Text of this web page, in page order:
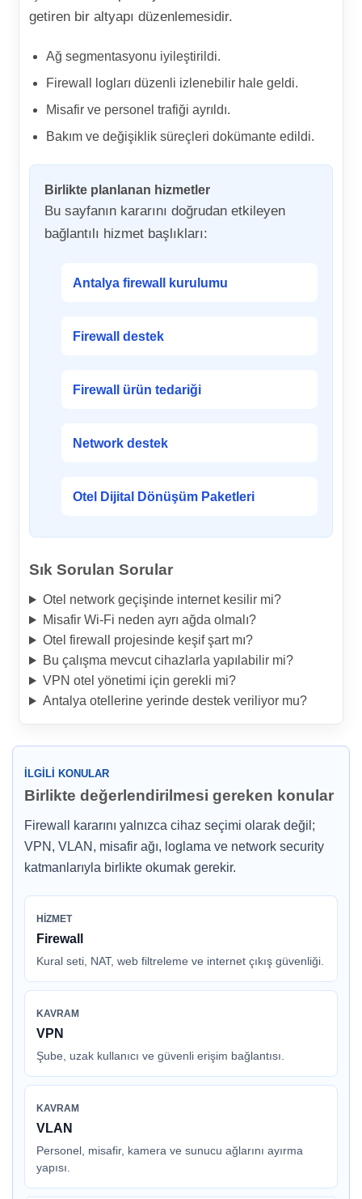
getiren bir altyapı düzenlemesidir.
Ağ segmentasyonu iyileştirildi.
Firewall logları düzenli izlenebilir hale geldi.
Misafir ve personel trafiği ayrıldı.
Bakım ve değişiklik süreçleri dokümante edildi.
Birlikte planlanan hizmetler
Bu sayfanın kararını doğrudan etkileyen
bağlantılı hizmet başlıkları:
Antalya firewall kurulumu
Firewall destek
Firewall ürün tedariği
Network destek
Otel Dijital Dönüşüm Paketleri
Sık Sorulan Sorular
Otel network geçişinde internet kesilir mi?
Misafir Wi-Fi neden ayrı ağda olmalı?
Otel firewall projesinde keşif şart mı?
Bu çalışma mevcut cihazlarla yapılabilir mi?
VPN otel yönetimi için gerekli mi?
Antalya otellerine yerinde destek veriliyor mu?
İLGILI KONULAR
Birlikte değerlendirilmesi gereken konular
Firewall kararını yalnızca cihaz seçimi olarak değil;
VPN, VLAN, misafir ağı, loglama ve network security
katmanlarıyla birlikte okumak gerekir.
HIZMET
Firewall
Kural seti, NAT, web filtreleme ve internet çıkış güvenliği.
KAVRAM
VPN
Şube, uzak kullanıcı ve güvenli erişim bağlantısı.
KAVRAM
VLAN
Personel, misafir, kamera ve sunucu ağlarını ayırma
yapısı.